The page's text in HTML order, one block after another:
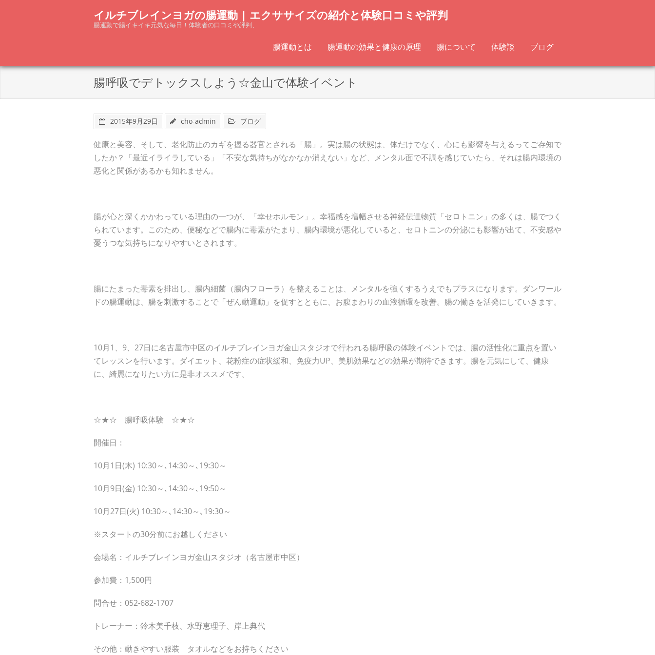
イルチブレインヨガの腸運動 | エクササイズの紹介と体験口コミや評判
腸運動で腸イキイキ元気な毎日！体験者の口コミや評判、
腸運動とは 腸運動の効果と健康の原理 腸について 体験談 ブログ
腸呼吸でデトックスしよう☆金山で体験イベント
2015年9月29日 cho-admin ブログ
健康と美容、そして、老化防止のカギを握る器官とされる「腸」。実は腸の状態は、体だけでなく、心にも影響を与えるってご存知で
したか？「最近イライラしている」「不安な気持ちがなかなか消えない」など、メンタル面で不調を感じていたら、それは腸内環境の
悪化と関係があるかも知れません。
腸が心と深くかかわっている理由の一つが、「幸せホルモン」。幸福感を増幅させる神経伝達物質「セロトニン」の多くは、腸でつく
られています。このため、便秘などで腸内に毒素がたまり、腸内環境が悪化していると、セロトニンの分泌にも影響が出て、不安感や
憂うつな気持ちになりやすいとされます。
腸にたまった毒素を排出し、腸内細菌（腸内フローラ）を整えることは、メンタルを強くするうえでもプラスになります。ダンワール
ドの腸運動は、腸を刺激することで「ぜん動運動」を促すとともに、お腹まわりの血液循環を改善。腸の働きを活発にしていきます。
10月1、9、27日に名古屋市中区のイルチブレインヨガ金山スタジオで行われる腸呼吸の体験イベントでは、腸の活性化に重点を置い
てレッスンを行います。ダイエット、花粉症の症状緩和、免疫力UP、美肌効果などの効果が期待できます。腸を元気にして、健康
に、綺麗になりたい方に是非オススメです。
☆★☆ 腸呼吸体験 ☆★☆
開催日：
10月1日(木) 10:30～､14:30～､19:30～
10月9日(金) 10:30～､14:30～､19:50～
10月27日(火) 10:30～､14:30～､19:30～
※スタートの30分前にお越しください
会場名：イルチブレインヨガ金山スタジオ（名古屋市中区）
参加費：1,500円
問合せ：052-682-1707
トレーナー：鈴木美千枝、水野恵理子、岸上典代
その他：動きやすい服装 タオルなどをお持ちください